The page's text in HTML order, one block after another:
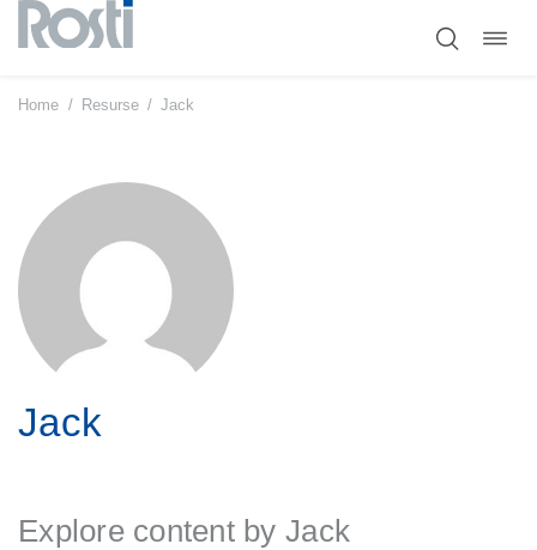
Sari
conținut
Home / Resurse / Jack
Jack
Explore content by Jack